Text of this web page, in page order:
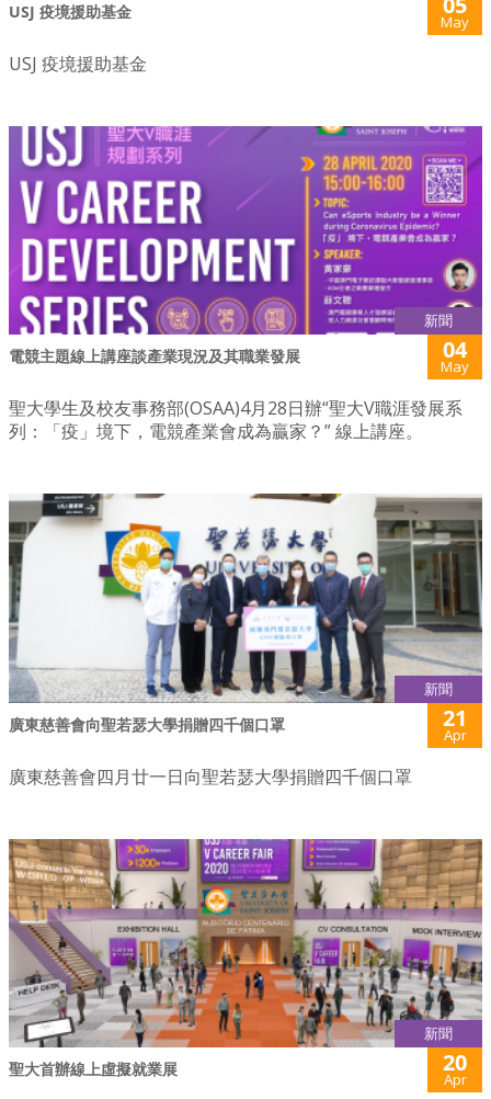
USJ 疫境援助基金 May
USJ 疫境援助基金
新聞
電競主題線上講座談產業現況及其職業發展 04
May
聖大學生及校友事務部(OSAA)4月28日辦“聖大V職涯發展系
列：「疫」境下，電競產業會成為贏家？” 線上講座。
新聞
廣東慈善會向聖若瑟大學捐贈四千個口罩 21
Apr
廣東慈善會四月廿一日向聖若瑟大學捐贈四千個口罩
新聞
聖大首辦線上虛擬就業展 20
Apr